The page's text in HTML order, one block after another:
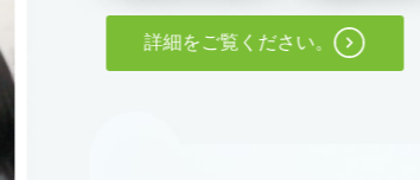
詳細をご覧ください。